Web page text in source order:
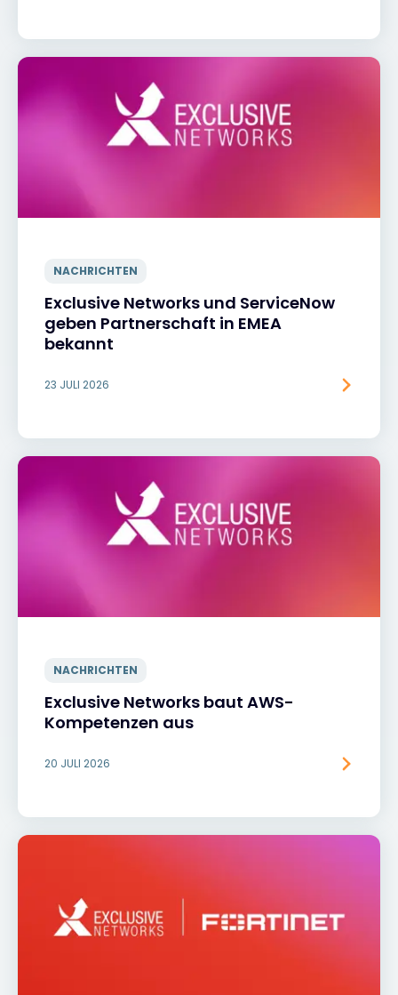
NACHRICHTEN
Exclusive Networks und ServiceNow
geben Partnerschaft in EMEA
bekannt
23 JULI 2026
NACHRICHTEN
Exclusive Networks baut AWS-
Kompetenzen aus
20 JULI 2026